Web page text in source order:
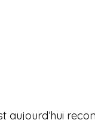
aujourd’hui